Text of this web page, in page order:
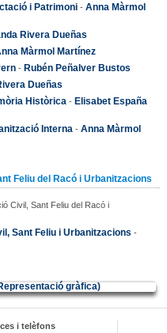
i Patrimoni- Anna Màrmol
Rivera Dueñas
Màrmol Martínez
- Rubén Peñalver Bustos
Dueñas
Històrica - Elisabet España
Interna - Anna Màrmol
Feliu del Racó i Urbanitzacions
Civil, Sant Feliu del Racó i
Sant Feliu i Urbanitzacions -
gràfica)
i telèfons